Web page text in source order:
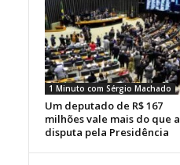
1 Minuto com Sérgio Machado
Um deputado de R$ 167
milhões vale mais do que a
disputa pela Presidência